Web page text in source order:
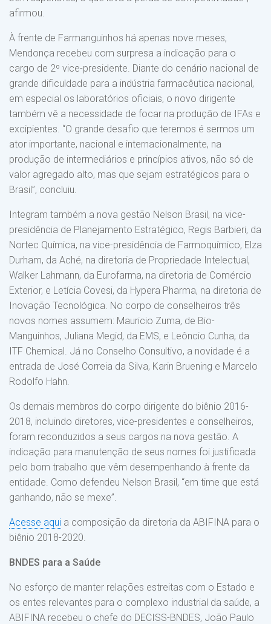
afirmou.
À frente de Farmanguinhos há apenas nove meses,
Mendonça recebeu com surpresa a indicação para o
cargo de 2º vice-presidente. Diante do cenário nacional de
grande dificuldade para a indústria farmacêutica nacional,
em especial os laboratórios oficiais, o novo dirigente
também vê a necessidade de focar na produção de IFAs e
excipientes. “O grande desafio que teremos é sermos um
ator importante, nacional e internacionalmente, na
produção de intermediários e princípios ativos, não só de
valor agregado alto, mas que sejam estratégicos para o
Brasil”, concluiu.
Integram também a nova gestão Nelson Brasil, na vice-
presidência de Planejamento Estratégico, Regis Barbieri, da
Nortec Química, na vice-presidência de Farmoquímico, Elza
Durham, da Aché, na diretoria de Propriedade Intelectual,
Walker Lahmann, da Eurofarma, na diretoria de Comércio
Exterior, e Letícia Covesi, da Hypera Pharma, na diretoria de
Inovação Tecnológica. No corpo de conselheiros três
novos nomes assumem: Mauricio Zuma, de Bio-
Manguinhos, Juliana Megid, da EMS, e Leôncio Cunha, da
ITF Chemical. Já no Conselho Consultivo, a novidade é a
entrada de José Correia da Silva, Karin Bruening e Marcelo
Rodolfo Hahn.
Os demais membros do corpo dirigente do biênio 2016-
2018, incluindo diretores, vice-presidentes e conselheiros,
foram reconduzidos a seus cargos na nova gestão. A
indicação para manutenção de seus nomes foi justificada
pelo bom trabalho que vêm desempenhando à frente da
entidade. Como defendeu Nelson Brasil, “em time que está
ganhando, não se mexe”.
Acesse aqui a composição da diretoria da ABIFINA para o
biênio 2018-2020.
BNDES para a Saúde
No esforço de manter relações estreitas com o Estado e
os entes relevantes para o complexo industrial da saúde, a
ABIFINA recebeu o chefe do DECISS-BNDES, João Paulo